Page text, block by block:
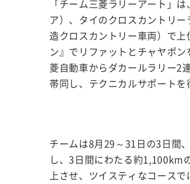
「チーム三菱ラリーアート」
ア）、タイのクロスカントリ
造クロスカントリー車両）で
ン』でリファットとチャヤポ
菱自動車からダカールラリー2
帯同し、テクニカルサポートを
チームは8月29～31日の3日間
し、3日間にわたる約1,100km
上させ、ツイスティなコース